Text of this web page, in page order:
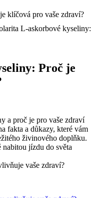
L-askorbové kyseliny:
Proč je
a proč je pro vaše zdraví
fakta a důkazy, které vám
živinového doplňku.
nabitou jízdu do světa